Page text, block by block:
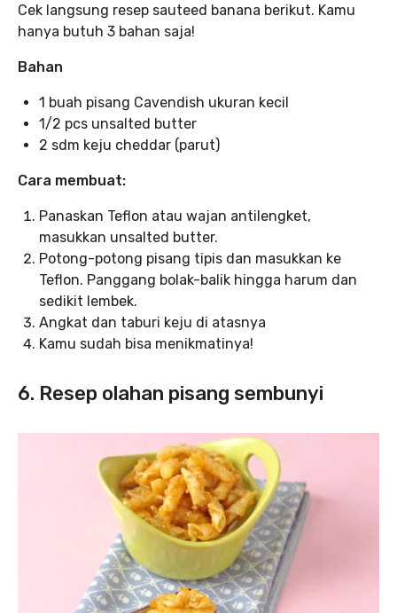
Cek langsung resep sauteed banana berikut. Kamu
hanya butuh 3 bahan saja!
Bahan
1 buah pisang Cavendish ukuran kecil
1/2 pcs unsalted butter
2 sdm keju cheddar (parut)
Cara membuat:
Panaskan Teflon atau wajan antilengket,
masukkan unsalted butter.
Potong-potong pisang tipis dan masukkan ke
Teflon. Panggang bolak-balik hingga harum dan
sedikit lembek.
Angkat dan taburi keju di atasnya
Kamu sudah bisa menikmatinya!
6. Resep olahan pisang sembunyi